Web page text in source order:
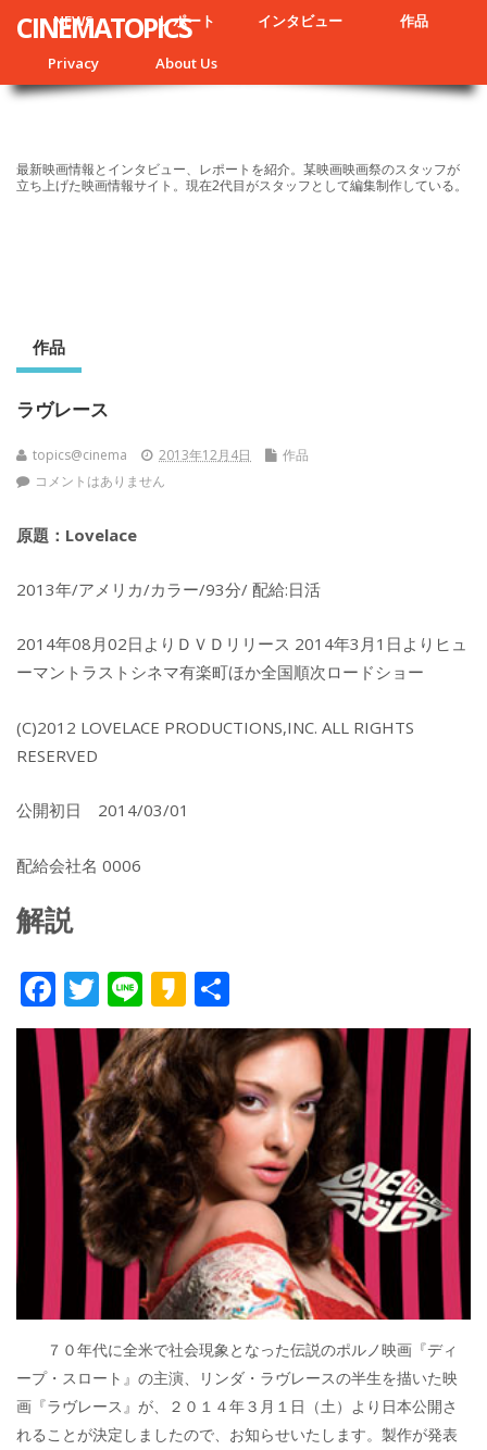
NEWS レポート インタビュー 作品
Privacy About Us
CINEMATOPICS
最新映画情報とインタビュー、レポートを紹介。某映画映画祭のスタッフが
立ち上げた映画情報サイト。現在2代目がスタッフとして編集制作している。
作品
ラヴレース
topics@cinema 2013年12月4日
作品
コメントはありません
原題：Lovelace
2013年/アメリカ/カラー/93分/ 配給:日活
2014年08月02日よりＤＶＤリリース 2014年3月1日よりヒュ
ーマントラストシネマ有楽町ほか全国順次ロードショー
(C)2012 LOVELACE PRODUCTIONS,INC. ALL RIGHTS
RESERVED
公開初日 2014/03/01
配給会社名 0006
解説
F
ac
e
b
o
o
k
T
w
itt
er
Li
n
e
K
a
k
a
o
有
７０年代に全米で社会現象となった伝説のポルノ映画『ディ
ープ・スロート』の主演、リンダ・ラヴレースの半生を描いた映
画『ラヴレース』が、２０１４年３月１日（土）より日本公開さ
れることが決定しましたので、お知らせいたします。製作が発表